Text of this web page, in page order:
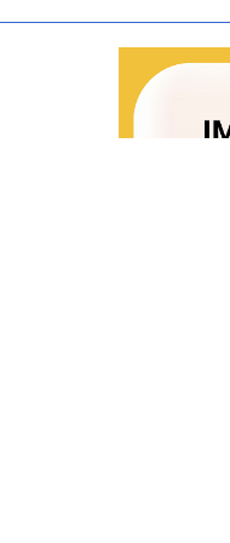
de lo previsto en
Unica de la
y Energía
en materia